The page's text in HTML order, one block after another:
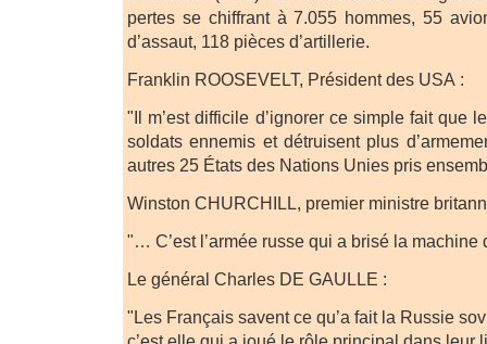
pertes se chiffrant à 7.055 hommes, 55
d’assaut, 118 pièces d’artillerie.
Franklin ROOSEVELT, Président des USA :
"Il m’est difficile d’ignorer ce simple fait que
soldats ennemis et détruisent plus
autres 25 États des Nations Unies pris
Winston CHURCHILL, premier ministre
"… C’est l’armée russe qui a brisé la
Le général Charles DE GAULLE :
"Les Français savent ce qu’a fait la Russie